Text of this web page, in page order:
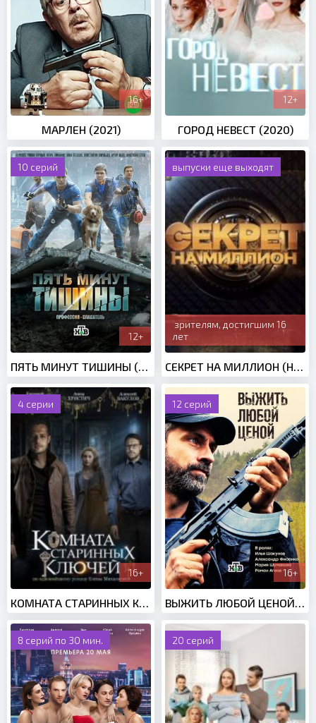
16+
МАРЛЕН (2021)
12+
ГОРОД НЕВЕСТ (2020)
10 серий
12+
выпуски еще выходят
зрителям, достигшим 16
лет
4 серии
16+
КОМНАТА СТАРИННЫХ КЛЮЧЕЙ (2019)
12 серий
16+
ВЫЖИТЬ ЛЮБОЙ ЦЕНОЙ (2017)
8 серий по 30 мин. 20 серий